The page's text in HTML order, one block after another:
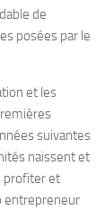
de
posées par le
et les
suivantes
naissent et
profiter et
entrepreneur